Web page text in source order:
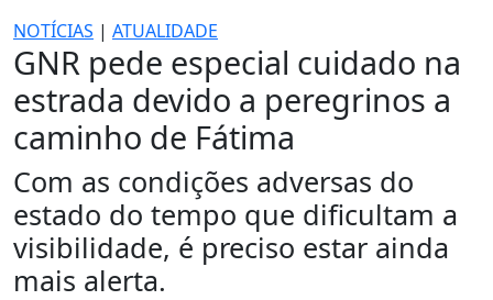
NOTÍCIAS | ATUALIDADE
GNR pede especial cuidado na
estrada devido a peregrinos a
caminho de Fátima
Com as condições adversas do
estado do tempo que dificultam a
visibilidade, é preciso estar ainda
mais alerta.